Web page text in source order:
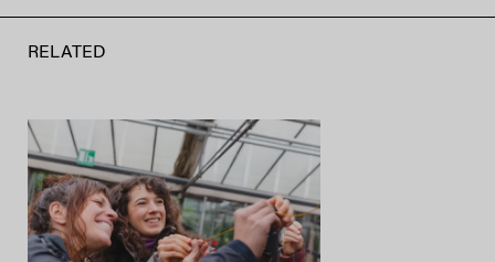
RELATED